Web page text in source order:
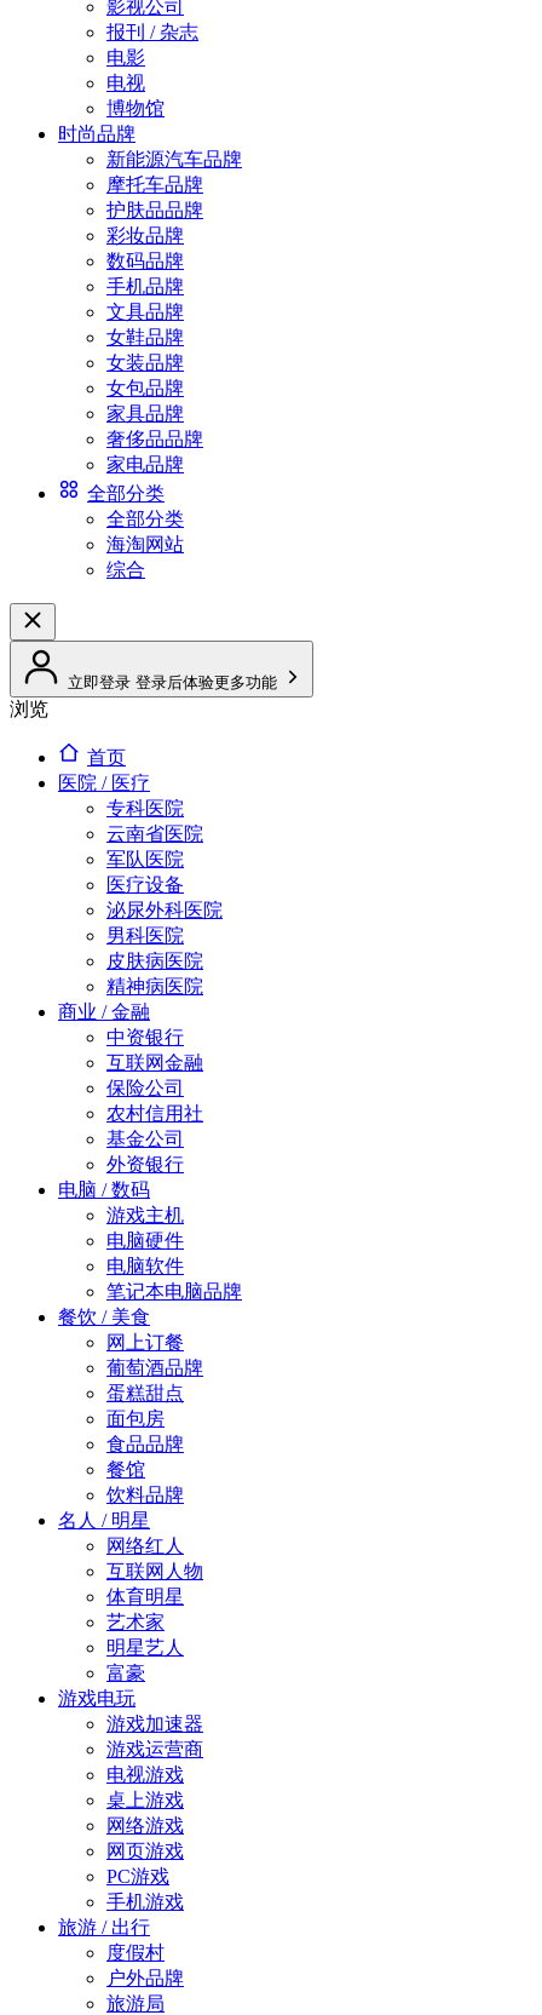
影视公司
报刊 / 杂志
电影
电视
博物馆
时尚品牌
新能源汽车品牌
摩托车品牌
护肤品品牌
彩妆品牌
数码品牌
手机品牌
文具品牌
女鞋品牌
女装品牌
女包品牌
家具品牌
奢侈品品牌
家电品牌
全部分类
全部分类
海淘网站
综合
立即登录 登录后体验更多功能
浏览
首页
医院 / 医疗
专科医院
云南省医院
军队医院
医疗设备
泌尿外科医院
男科医院
皮肤病医院
精神病医院
商业 / 金融
中资银行
互联网金融
保险公司
农村信用社
基金公司
外资银行
电脑 / 数码
游戏主机
电脑硬件
电脑软件
笔记本电脑品牌
餐饮 / 美食
网上订餐
葡萄酒品牌
蛋糕甜点
面包房
食品品牌
餐馆
饮料品牌
名人 / 明星
网络红人
互联网人物
体育明星
艺术家
明星艺人
富豪
游戏电玩
游戏加速器
游戏运营商
电视游戏
桌上游戏
网络游戏
网页游戏
PC游戏
手机游戏
旅游 / 出行
度假村
户外品牌
旅游局